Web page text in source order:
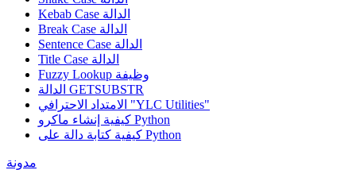
Kebab Case الدالة
Break Case الدالة
Sentence Case الدالة
Title Case الدالة
Fuzzy Lookup وظيفة
الدالة GETSUBSTR
الامتداد الاحترافي "YLC Utilities"
كيفية إنشاء ماكرو Python
كيفية كتابة دالة على Python
مدونة